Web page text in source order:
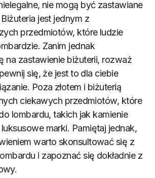
nie mogą być zastawiane
jest jednym z
przedmiotów, które ludzie
Zanim jednak
na zastawienie biżuterii, rozważ
się, że jest to dla ciebie
Poza złotem i biżuterią
ciekawych przedmiotów, które
lombardu, takich jak kamienie
marki. Pamiętaj jednak,
warto skonsultować się z
i zapoznać się dokładnie z